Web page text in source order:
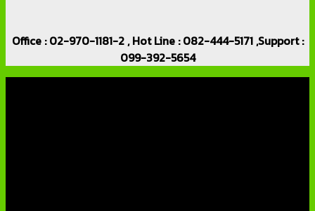
Office : 02-970-1181-2 , Hot Line : 082-444-5171 ,Support :
099-392-5654